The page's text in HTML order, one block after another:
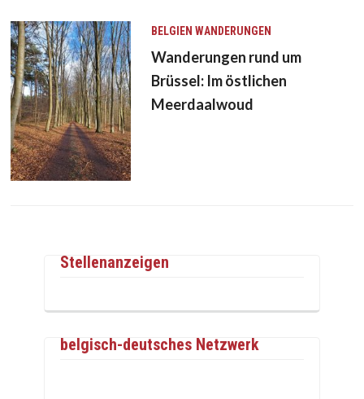
BELGIEN WANDERUNGEN
Wanderungen rund um
Brüssel: Im östlichen
Meerdaalwoud
Stellenanzeigen
belgisch-deutsches Netzwerk